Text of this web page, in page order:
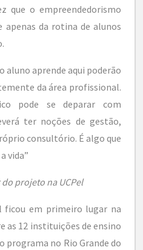
que o empreendedorismo
da rotina de alunos
aluno aprende aqui poderão
da área profissional.
pode se deparar com
ter noções de gestão,
consultório. É algo que
vida”
projeto na UCPel
ficou em primeiro lugar na
as 12 instituições de ensino
programa no Rio Grande do